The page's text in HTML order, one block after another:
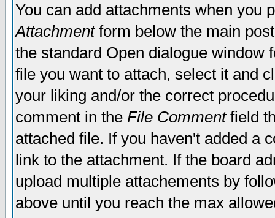
You can add attachments when you
Attachmentform below the main
the standard Open dialogue window
file you want to attach, select it and
your liking and/or the correct
comment in the File Commentfield
attached file. If you haven't added a
link to the attachment. If the board
upload multiple attachements by
above until you reach the max